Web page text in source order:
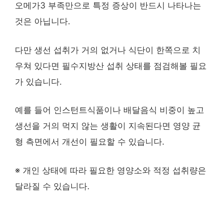
오메가3 부족만으로 특정 증상이 반드시 나타나는
것은 아닙니다.
다만 생선 섭취가 거의 없거나 식단이 한쪽으로 치
우쳐 있다면 필수지방산 섭취 상태를 점검해볼 필요
가 있습니다.
예를 들어 인스턴트식품이나 배달음식 비중이 높고
생선을 거의 먹지 않는 생활이 지속된다면 영양 균
형 측면에서 개선이 필요할 수 있습니다.
※ 개인 상태에 따라 필요한 영양소와 적정 섭취량은
달라질 수 있습니다.